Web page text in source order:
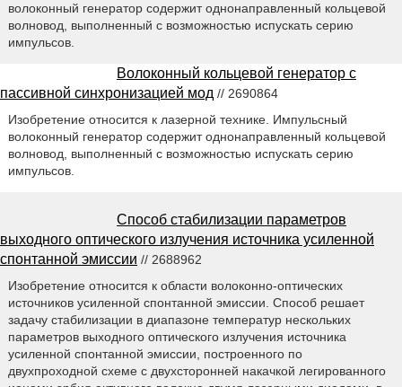
волоконный генератор содержит однонаправленный кольцевой
волновод, выполненный с возможностью испускать серию
импульсов.
Волоконный кольцевой генератор с
пассивной синхронизацией мод // 2690864
Изобретение относится к лазерной технике. Импульсный
волоконный генератор содержит однонаправленный кольцевой
волновод, выполненный с возможностью испускать серию
импульсов.
Способ стабилизации параметров
выходного оптического излучения источника усиленной
спонтанной эмиссии // 2688962
Изобретение относится к области волоконно-оптических
источников усиленной спонтанной эмиссии. Способ решает
задачу стабилизации в диапазоне температур нескольких
параметров выходного оптического излучения источника
усиленной спонтанной эмиссии, построенного по
двухпроходной схеме с двухсторонней накачкой легированного